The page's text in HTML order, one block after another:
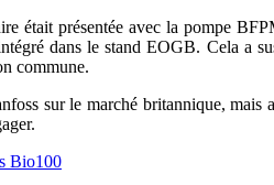
était présentée avec la pompe
dans le stand EOGB. Cela a
commune.
sur le marché britannique,
Bio100